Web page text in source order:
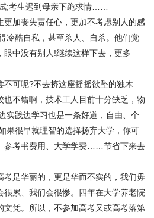
;考生迟到母亲下跪求情……
加丧失责任心，更加不考虑别人的感
冷酷自私，甚至杀人、自杀。他们觉
眼中没有别人!继续这样下去，更多
可呢?不去挤这座摇摇欲坠的独木
也不错啊，技术工人目前十分缺乏，物
实践边学习也是一条好道，自由、个
果很早就理智的选择扬弃大学，你可
参考书费用、大学学费……节省下来去
是华丽的，更是华而不实的，我们毋
很累、我们会很惨。四年在大学养老院
文凭。所以，不参加高考又或高考落第